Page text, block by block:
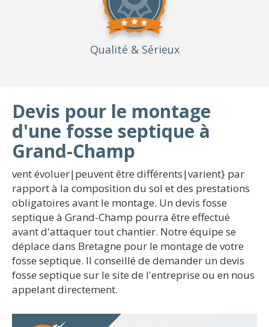
Qualité & Sérieux
Devis pour le montage
d'une fosse septique à
Grand-Champ
vent évoluer|peuvent être différents|varient} par
rapport à la composition du sol et des prestations
obligatoires avant le montage. Un devis fosse
septique à Grand-Champ pourra être effectué
avant d'attaquer tout chantier. Notre équipe se
déplace dans Bretagne pour le montage de votre
fosse septique. Il conseillé de demander un devis
fosse septique sur le site de l'entreprise ou en nous
appelant directement.